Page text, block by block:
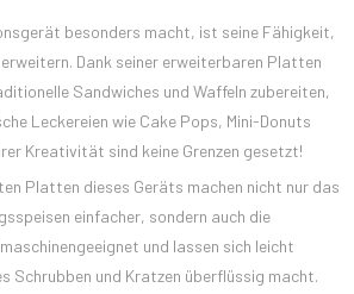
besonders macht, ist seine Fähigkeit,
Dank seiner erweiterbaren Platten
Sandwiches und Waffeln zubereiten,
Leckereien wie Cake Pops, Mini-Donuts
Kreativität sind keine Grenzen gesetzt!
Platten dieses Geräts machen nicht nur das
einfacher, sondern auch die
und lassen sich leicht
Schrubben und Kratzen überflüssig macht.